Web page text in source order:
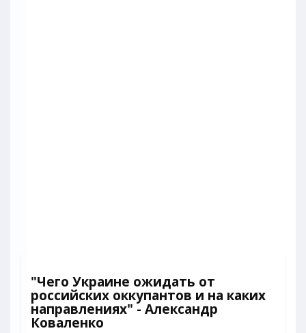
"Чего Украине ожидать от
российских оккупантов и на каких
направлениях" - Александр
Коваленко